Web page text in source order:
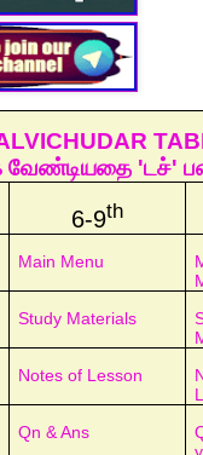
வேண்டியதை 'டச்'
6-9th
Main Menu
Study Materials
Notes of Lesson
Qn & Ans